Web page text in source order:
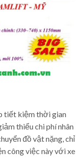
tiết kiệm thời gian
thiểu chi phí nhân
đồ vật nặng, chỉ
công việc này với xe